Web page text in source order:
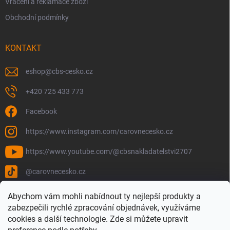
Abychom vám mohli nabídnout ty nejlepší produkty a
zabezpečili rychlé zpracování objednávek, využíváme
cookies a další technologie. Zde si můžete upravit
Obchodní podmínky
KONTAKT
eshop@cbs-cesko.cz
+420 725 433 773
Facebook
https://www.instagram.com/carovnecesko.cz
https://www.youtube.com/@cbsnakladatelstvi2707
@carovnecesko.cz